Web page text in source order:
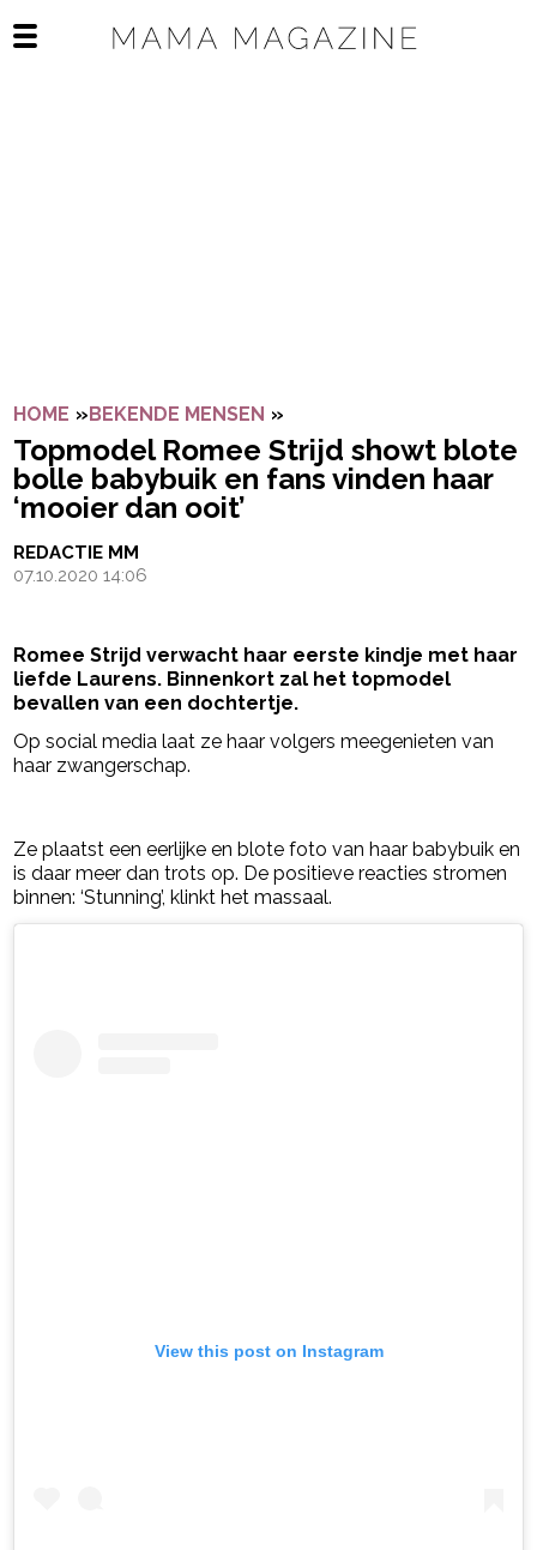
Open het mobiele menu
HOME »BEKENDE MENSEN »
Topmodel Romee Strijd showt blote
bolle babybuik en fans vinden haar
‘mooier dan ooit’
REDACTIE MM
07.10.2020 14:06
Romee Strijd verwacht haar eerste kindje met haar
liefde Laurens. Binnenkort zal het topmodel
bevallen van een dochtertje.
Op social media laat ze haar volgers meegenieten van
haar zwangerschap.
Ze plaatst een eerlijke en blote foto van haar babybuik en
is daar meer dan trots op. De positieve reacties stromen
binnen: ‘Stunning’, klinkt het massaal.
View this post on Instagram